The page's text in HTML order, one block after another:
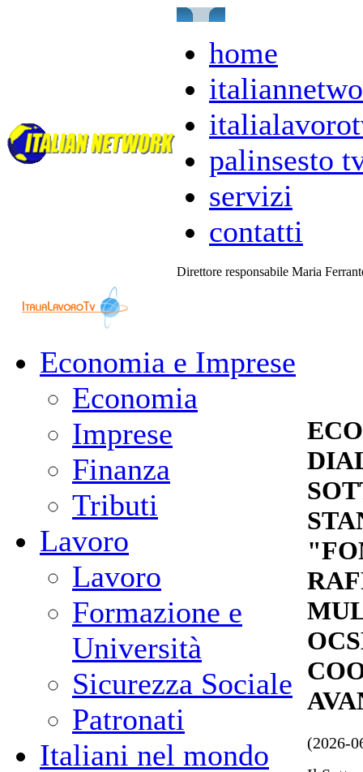
home
palinsesto
servizi
contatti
Direttore responsabile Maria
Economia e Imprese
Economia
Imprese
Finanza
Tributi
Lavoro
Lavoro
Formazione e
Università
Sicurezza Sociale
Patronati
Italiani nel mondo
(2026-